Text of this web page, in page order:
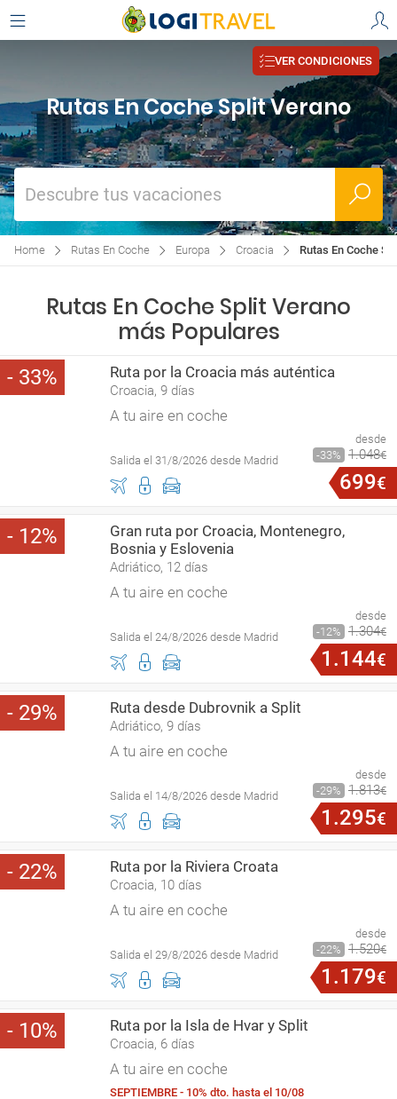
VER CONDICIONES
Rutas En Coche Split Verano
Descubre tus vacaciones
Home Rutas En Coche Europa Croacia Rutas En Coche
Rutas En Coche Split Verano
más Populares
33 Ruta por la Croacia más auténtica
Croacia, 9 días
A tu aire en coche
Salida el 31/8/2026 desde Madrid
desde
33
1.048€
699€
12
Gran ruta por Croacia, Montenegro,
Bosnia y Eslovenia
Adriático, 12 días
A tu aire en coche
Salida el 24/8/2026 desde Madrid
desde
12
1.304€
1 .144€
29 Ruta desde Dubrovnik a Split
Adriático, 9 días
A tu aire en coche
Salida el 14/8/2026 desde Madrid
desde
29
1.813€
1 .295€
22 Ruta por la Riviera Croata
Croacia, 10 días
A tu aire en coche
Salida el 29/8/2026 desde Madrid
desde
22
1.520€
1 .179€
10 Ruta por la Isla de Hvar y Split
Croacia, 6 días
A tu aire en coche
SEPTIEMBRE - 10% dto. hasta el 10/08